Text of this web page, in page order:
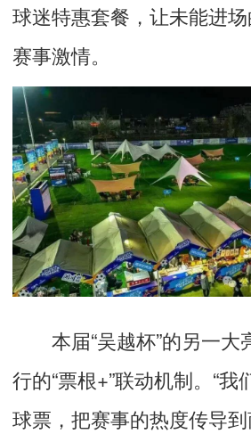
球迷特惠套餐，让未能进
赛事激情。
本届“吴越杯”的另一大
行的“票根+”联动机制。“
球票，把赛事的热度传导